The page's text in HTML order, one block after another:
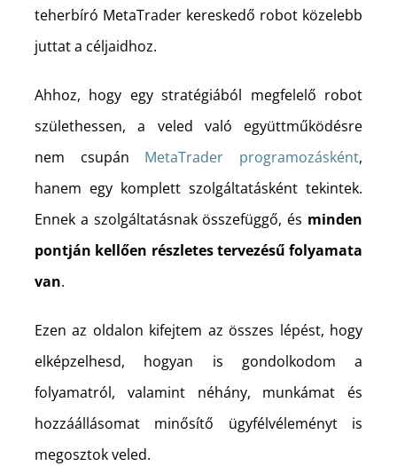
teherbíró MetaTrader kereskedő robot közelebb
juttat a céljaidhoz.
Ahhoz, hogy egy stratégiából megfelelő robot
születhessen, a veled való együttműködésre
nem csupán MetaTrader programozásként,
hanem egy komplett szolgáltatásként tekintek.
Ennek a szolgáltatásnak összefüggő, és minden
pontján kellően részletes tervezésű folyamata
van.
Ezen az oldalon kifejtem az összes lépést, hogy
elképzelhesd, hogyan is gondolkodom a
folyamatról, valamint néhány, munkámat és
hozzáállásomat minősítő ügyfélvéleményt is
megosztok veled.